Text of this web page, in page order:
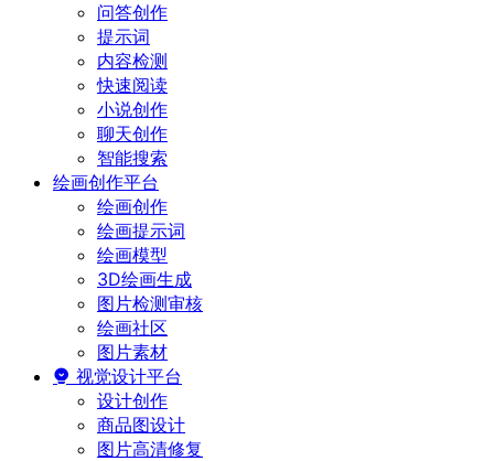
问答创作
提示词
内容检测
快速阅读
小说创作
聊天创作
智能搜索
绘画创作平台
绘画创作
绘画提示词
绘画模型
3D绘画生成
图片检测审核
绘画社区
图片素材
视觉设计平台
设计创作
商品图设计
图片高清修复